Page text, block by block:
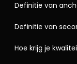
Definitie van
Definitie van
Hoe krijg je